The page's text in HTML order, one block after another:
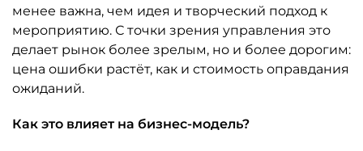
менее важна, чем идея и творческий подход к
мероприятию. С точки зрения управления это
делает рынок более зрелым, но и более дорогим:
цена ошибки растёт, как и стоимость оправдания
ожиданий.
Как это влияет на бизнес-модель?